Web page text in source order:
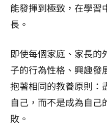
能發揮到極致，在學習
長。
即使每個家庭、家長的
子的行為性格、興趣發
抱著相同的教養原則：
自己，而不是成為自己
敗。